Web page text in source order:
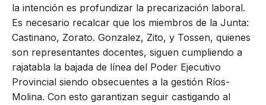
la intención es profundizar la precarización laboral.
Es necesario recalcar que los miembros de la Junta:
Castinano, Zorato. Gonzalez, Zito, y Tossen, quienes
son representantes docentes, siguen cumpliendo a
rajatabla la bajada de línea del Poder Ejecutivo
Provincial siendo obsecuentes a la gestión Ríos-
Molina. Con esto garantizan seguir castigando al